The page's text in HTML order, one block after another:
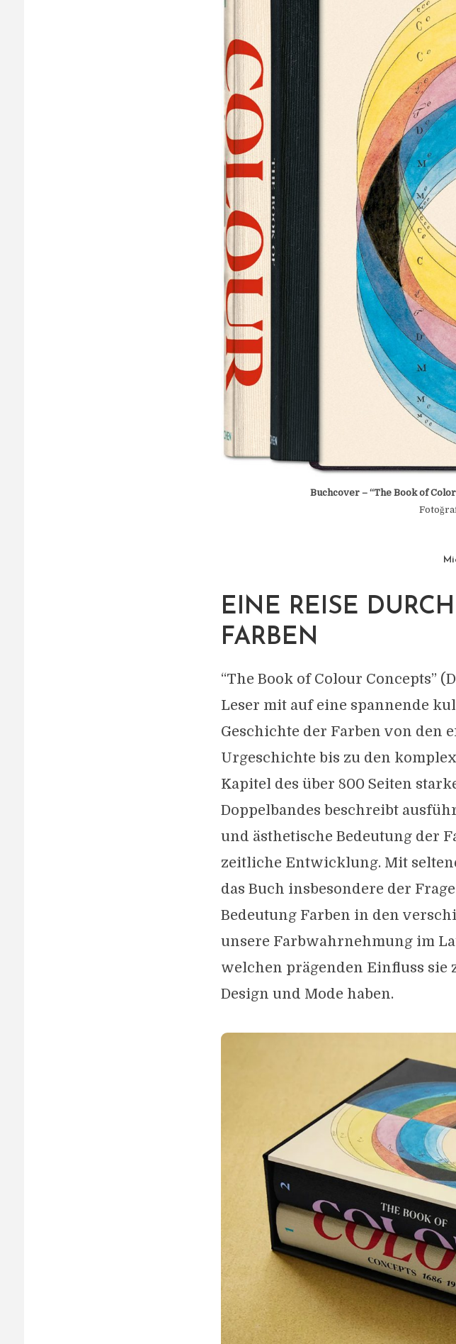
Buchcover – “The Book of
EINE REISE
FARBEN
“The Book of Colour Concepts”
Leser mit auf eine spannende
Geschichte der Farben von den
Urgeschichte bis zu den
Kapitel des über 800 Seiten
Doppelbandes beschreibt
und ästhetische Bedeutung der
zeitliche Entwicklung. Mit
das Buch insbesondere der
Bedeutung Farben in den
unsere Farbwahrnehmung im
welchen prägenden Einfluss sie
Design und Mode haben.